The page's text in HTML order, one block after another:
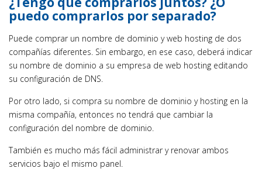
puedo comprarlos por separado?
Puede comprar un nombre de dominio y web hosting de dos
compañías diferentes. Sin embargo, en ese caso, deberá indicar
su nombre de dominio a su empresa de web hosting editando
su configuración de DNS.
Por otro lado, si compra su nombre de dominio y hosting en la
misma compañía, entonces no tendrá que cambiar la
configuración del nombre de dominio.
También es mucho más fácil administrar y renovar ambos
servicios bajo el mismo panel.